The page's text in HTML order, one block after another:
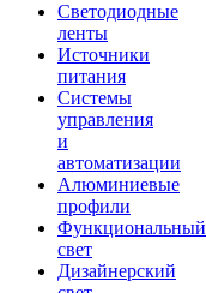
Светодиодные
ленты
Источники
питания
Системы
управления
и
автоматизации
Алюминиевые
профили
Функциональный
свет
Дизайнерский